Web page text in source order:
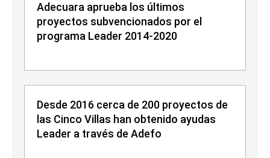
Adecuara aprueba los últimos
proyectos subvencionados por el
programa Leader 2014-2020
Desde 2016 cerca de 200 proyectos de
las Cinco Villas han obtenido ayudas
Leader a través de Adefo